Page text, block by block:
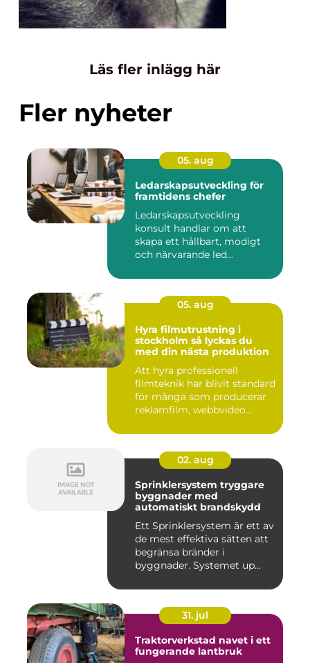
Läs fler inlägg här
Fler nyheter
05. aug
Ledarskapsutveckling för
framtidens chefer
Ledarskapsutveckling
konsult handlar om att
skapa ett hållbart, modigt
och närvarande led...
05. aug
Hyra filmutrustning i
stockholm så lyckas du
med din nästa produktion
Att hyra professionell
filmteknik har blivit standard
för många som producerar
reklamfilm, webbvideo...
02. aug
Sprinklersystem tryggare
byggnader med
automatiskt brandskydd
Ett Sprinklersystem är ett av
de mest effektiva sätten att
begränsa bränder i
byggnader. Systemet up...
31. jul
Traktorverkstad navet i ett
fungerande lantbruk